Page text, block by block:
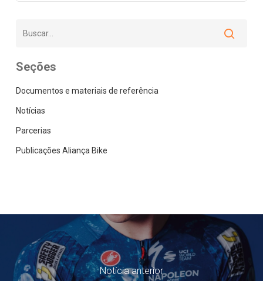
Seções
Documentos e materiais de referência
Notícias
Parcerias
Publicações Aliança Bike
Notícia anterior